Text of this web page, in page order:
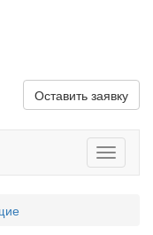
Оставить заявку
меню